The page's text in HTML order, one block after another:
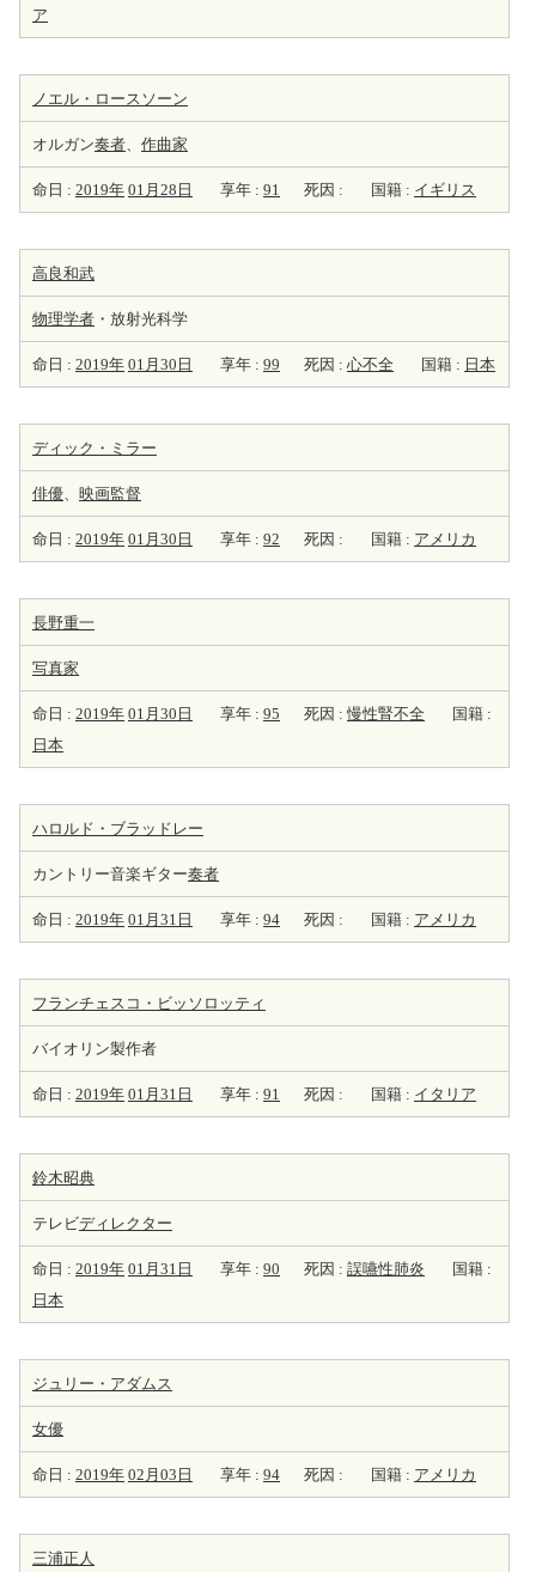
ア
ノエル・ロースソーン
オルガン奏者、 作曲家
命日 : 2019年 01月28日 享年 : 91 死因 : 国籍 : イギリス
高良和武
物理学者 ・放射光科学
命日 : 2019年 01月30日 享年 : 99 死因 : 心不全 国籍 : 日本
ディック・ミラー
俳優、 映画監督
命日 : 2019年 01月30日 享年 : 92 死因 : 国籍 : アメリカ
長野重一
写真家
命日 : 2019年 01月30日 享年 : 95 死因 : 慢性腎不全
国籍 :
日本
ハロルド・ブラッドレー
カントリー音楽ギター奏者
命日 : 2019年 01月31日 享年 : 94 死因 : 国籍 : アメリカ
フランチェスコ・ビッソロッティ
バイオリン製作者
命日 : 2019年 01月31日 享年 : 91 死因 : 国籍 : イタリア
鈴木昭典
テレビディレクター
命日 : 2019年 01月31日 享年 : 90 死因 : 誤嚥性肺炎
国籍 :
日本
ジュリー・アダムス
女優
命日 : 2019年 02月03日 享年 : 94 死因 : 国籍 : アメリカ
三浦正人